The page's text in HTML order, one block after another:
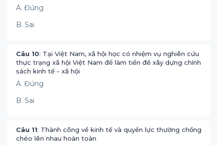
A. Đúng
B. Sai
Câu 10: Tại Việt Nam, xã hội học có nhiệm vụ nghiên cứu
thực trạng xã hội Việt Nam để làm tiền đề xây dựng chính
sách kinh tế - xã hội
A. Đúng
B. Sai
Câu 11: Thành công về kinh tế và quyền lực thường chồng
chéo lên nhau hoàn toàn